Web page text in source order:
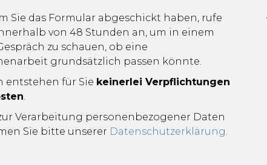
Sie das Formular abgeschickt haben, rufe
von 48 Stunden an, um in einem
zu schauen, ob eine
grundsätzlich passen könnte.
entstehen für Sie keinerlei Verpflichtungen
.
Verarbeitung personenbezogener Daten
Sie bitte unserer Datenschutzerklärung.